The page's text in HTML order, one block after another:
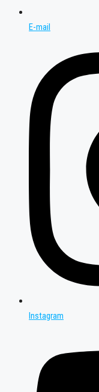
E-mail
Instagram